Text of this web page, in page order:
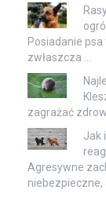
Posiadanie
zwłaszcza …
zagrażać
Jak
Agresywne
niebezpieczne,